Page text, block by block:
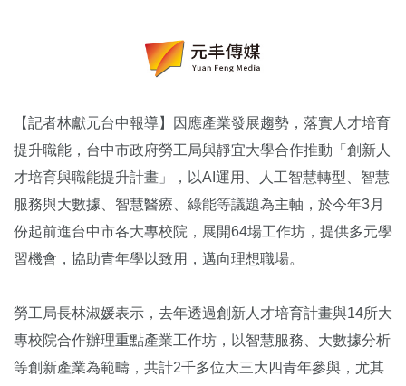
【記者林獻元台中報導】因應產業發展趨勢，落實人才培育
提升職能，台中市政府勞工局與靜宜大學合作推動「創新人
才培育與職能提升計畫」，以AI運用、人工智慧轉型、智慧
服務與大數據、智慧醫療、綠能等議題為主軸，於今年3月
份起前進台中市各大專校院，展開64場工作坊，提供多元學
習機會，協助青年學以致用，邁向理想職場。
勞工局長林淑媛表示，去年透過創新人才培育計畫與14所大
專校院合作辦理重點產業工作坊，以智慧服務、大數據分析
等創新產業為範疇，共計2千多位大三大四青年參與，尤其